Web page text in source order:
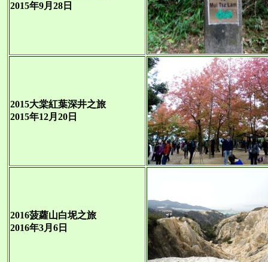
2015年9月28日
2015大棠紅葉深井之旅
2015年12月20日
2016菠蘿山白坭之旅
2016年3月6日